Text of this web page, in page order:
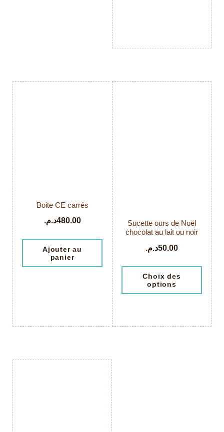
Boite CE carrés
480.00د.م.
Ajouter au
panier
Sucette ours de Noël
chocolat au lait ou noir
50.00د.م.
Choix des
options